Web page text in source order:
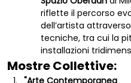
riflette il percorso
dell’artista
tecniche, tra cui la
installazioni
Mostre Collettive:
"Arte Contemporanea